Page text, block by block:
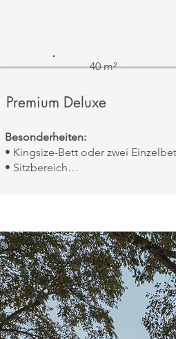
40 m²
Premium Deluxe
Besonderheiten:
• Kingsize-Bett oder zwei
• Sitzbereich